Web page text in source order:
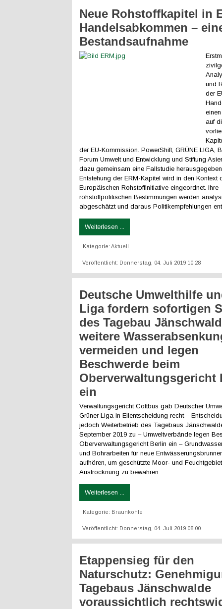
Neue Rohstoffkapitel in
Handelsabkommen –
Bestandsaufnahme
und
der
auf
der EU-Kommission. PowerShift, GRÜNE LIGA,
Forum Umwelt und Entwicklung und Stiftung
dazu gemeinsam eine Fallstudie
Entstehung der ERM-Kapitel wird in den Kontext
Europäischen Rohstoffinitiative eingeordnet. Ihre
rohstoffpolitischen Bestimmungen werden
abgeschätzt und daraus Politikempfehlungen
Weiterlesen ...
Kategorie: Aktuell
Veröffentlicht: Donnerstag, 04. Juli 2019 10:28
Deutsche Umwelthilfe
Liga fordern sofortigen
des Tagebau
weitere
vermeiden und legen
Beschwerde beim
Oberverwaltungsgericht
ein
Verwaltungsgericht Cottbus gab Deutscher
Grüner Liga in Eilentscheidung recht –
jedoch Weiterbetrieb des Tagebaus
September 2019 zu – Umweltverbände legen
Oberverwaltungsgericht Berlin ein –
und Bohrarbeiten für neue
aufhören, um geschützte Moor- und
Austrocknung zu bewahren
Weiterlesen ...
Kategorie: Braunkohle
Veröffentlicht: Donnerstag, 04. Juli 2019 08:00
Etappensieg für den
Naturschutz:
Tagebaus Jänschwalde
voraussichtlich